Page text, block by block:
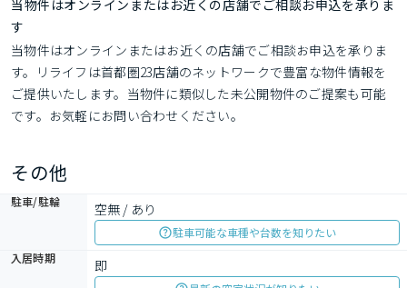
当物件はオンラインまたはお近くの店舗でご相談お申込を承りま
す
当物件はオンラインまたはお近くの店舗でご相談お申込を承りま
す。リライフは首都圏23店舗のネットワークで豊富な物件情報を
ご提供いたします。当物件に類似した未公開物件のご提案も可能
です。お気軽にお問い合わせください。
その他
駐車/駐輪 空無 / あり
駐車可能な車種や台数を知りたい
入居時期
即